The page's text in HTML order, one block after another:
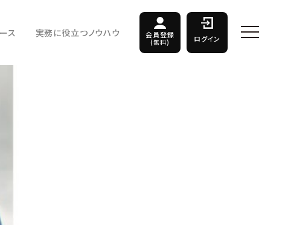
ス 実務に役立つノウハウ 会員登録
(無料) ログイン